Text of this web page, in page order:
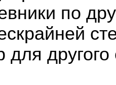
по
для